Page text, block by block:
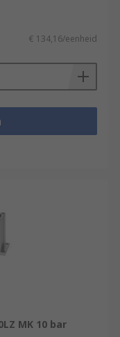
€ 134,16/eenheid
MK 10 bar